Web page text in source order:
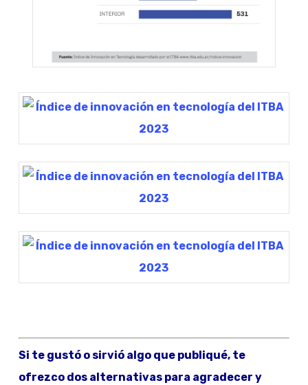
Si te gustó o sirvió algo que publiqué, te
ofrezco dos alternativas para agradecer y